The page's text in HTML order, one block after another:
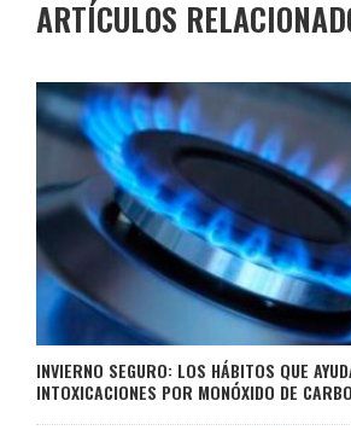
ARTÍCULOS
INVIERNO SEGURO: LOS HÁBITOS QUE
INTOXICACIONES POR MONÓXIDO DE